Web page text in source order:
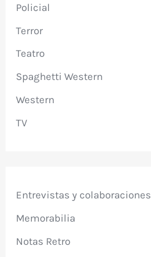
Policial
Terror
Teatro
Spaghetti Western
Western
TV
Entrevistas y colaboraciones
Memorabilia
Notas Retro